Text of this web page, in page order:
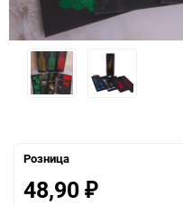
Розница
48,90 ₽